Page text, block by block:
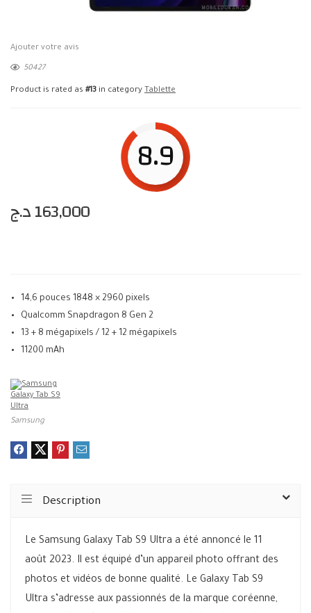
Ajouter votre avis
50427
Product is rated as #13 in category Tablette
8.9
163,000د.ج
14,6 pouces 1848 × 2960 pixels
Qualcomm Snapdragon 8 Gen 2
13 + 8 mégapixels / 12 + 12 mégapixels
11200 mAh
Samsung
Description
Le Samsung Galaxy Tab S9 Ultra a été annoncé le 11
août 2023. Il est équipé d’un appareil photo offrant des
photos et vidéos de bonne qualité. Le Galaxy Tab S9
Ultra s’adresse aux passionnés de la marque coréenne,